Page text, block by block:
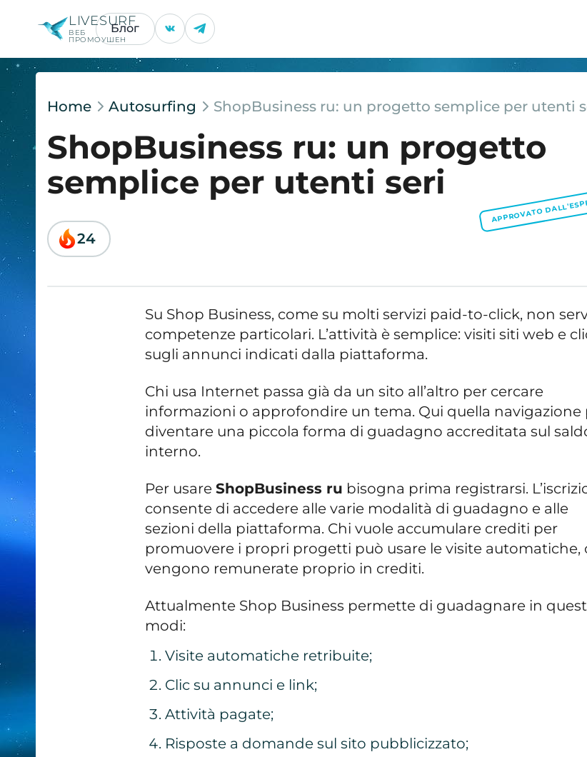
LIVESURF
ВЕБ
ПРОМОУШЕН
Блог
Home Autosurfing ShopBusiness ru: un progetto semplice per utenti
ShopBusiness ru: un progetto
semplice per utenti seri
APPROVATO
24
Su Shop Business, come su molti servizi paid-to-click, non
competenze particolari. L’attività è semplice: visiti siti web e
sugli annunci indicati dalla piattaforma.
Chi usa Internet passa già da un sito all’altro per cercare
informazioni o approfondire un tema. Qui quella navigazione
diventare una piccola forma di guadagno accreditata sul
interno.
Per usareShopBusiness ru bisogna prima registrarsi.
consente di accedere alle varie modalità di guadagno e alle
sezioni della piattaforma. Chi vuole accumulare crediti per
promuovere i propri progetti può usare le visite automatiche,
vengono remunerate proprio in crediti.
Attualmente Shop Business permette di guadagnare in
modi:
Visite automatiche retribuite;
Clic su annunci e link;
Attività pagate;
Risposte a domande sul sito pubblicizzato;